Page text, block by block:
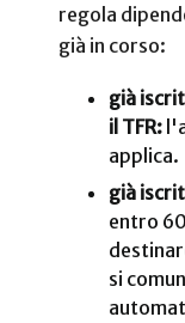
regola
già in corso:
già
il TFR:
applica.
già
entro
si